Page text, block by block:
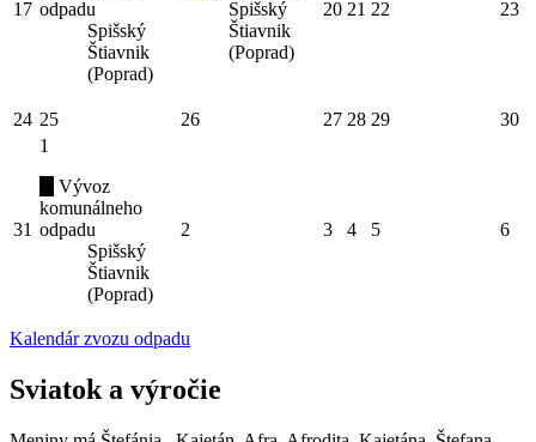
17 odpadu
Spišský
Štiavnik
(Poprad)
Spišský
Štiavnik
(Poprad)
20 21 22 23
24 25 26 27 28 29 30
31
1
Vývoz
komunálneho
odpadu
Spišský
Štiavnik
(Poprad)
2 3 4 5 6
Kalendár zvozu odpadu
Sviatok a výročie